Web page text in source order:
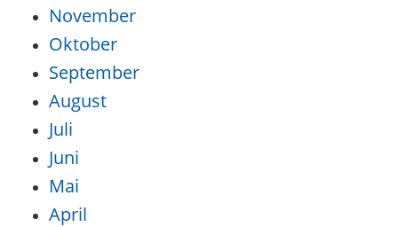
November
Oktober
September
August
Juli
Juni
Mai
April